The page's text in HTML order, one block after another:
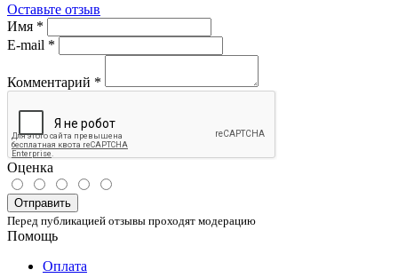
Оставьте отзыв
Имя *
E-mail *
Комментарий *
Оценка
Отправить
Перед публикацией отзывы проходят модерацию
Помощь
Оплата